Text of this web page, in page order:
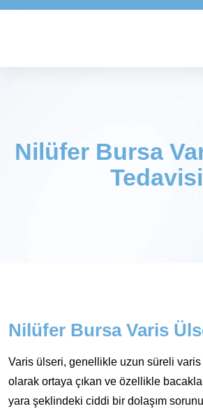
Nilüfer Bursa
Tedavisi
Nilüfer Bursa Varis
Varis ülseri, genellikle uzun süreli varis
olarak ortaya çıkan ve özellikle
yara şeklindeki ciddi bir dolaşım